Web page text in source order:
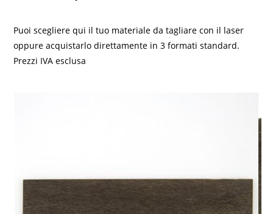
Puoi scegliere qui il tuo materiale da tagliare con il laser
oppure acquistarlo direttamente in 3 formati standard.
Prezzi IVA esclusa